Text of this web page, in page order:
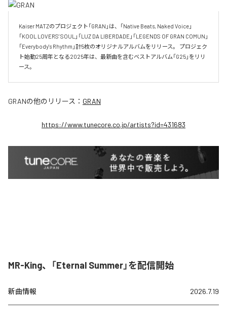
Kaiser MATZのプロジェクト「GRAN」は、「Native Beats, Naked Voice」
「KOOL LOVERS' SOUL」「LUZ DA LIBERDADE」「LEGENDS OF GRAN COMUN」
「Everybody's Rhythm」計5枚のオリジナルアルバムをリリース。 プロジェク
ト始動25周年となる2025年は、最新曲を含むベストアルバム「G25」をリリ
ース。
GRANの他のリリース： GRAN
https://www.tunecore.co.jp/artists?id=431683
MR-King、「Eternal Summer」を配信開始
新曲情報 2026.7.19